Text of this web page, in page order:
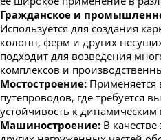
Гражданское и
Используется для создания
колонн, ферм и других
подходит для возведения
комплексов и
Мостостроение: Применяется
путепроводов, где требуется
устойчивость к динамическим
Машиностроение: В